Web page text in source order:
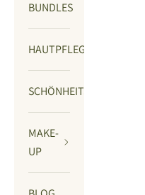
BUNDLES
HAUTPFLEGE
SCHÖNHEITSGERÄTE
MAKE-
UP